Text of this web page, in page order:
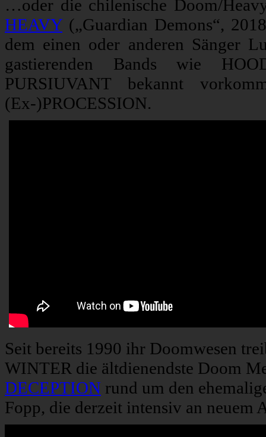
…oder die chilenische Doom/
HEAVY(„Guardian Demons“,
dem einen oder anderen Sänger
gastierenden Bands wie
PURSIUVANT bekannt
(Ex-)PROCESSION.
Seit bereits 1990 ihr Doomwesen
WINTER die ältdienendste Doom
DECEPTION rund um den
Fopp, die derzeit intensiv an neuem